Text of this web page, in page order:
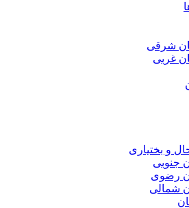
شرقی
غربی
و بختیاری
جنوبی
رضوی
شمالی